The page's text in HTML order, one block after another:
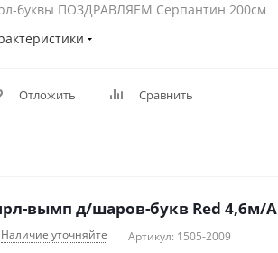
буквы ПОЗДРАВЛЯЕМ Серпантин 200см
Отложить Сравнить
вымп д/шаров-букв Red 4,6м/А
Наличие уточняйте Артикул: 1505-2009